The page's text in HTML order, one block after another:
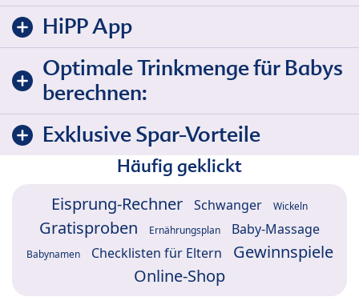
HiPP App
Optimale Trinkmenge für Babys
berechnen:
Exklusive Spar-Vorteile
Häufig geklickt
Eisprung-Rechner Schwanger Wickeln
Gratisproben Ernährungsplan Baby-Massage
Babynamen Checklisten für Eltern
Gewinnspiele
Online-Shop